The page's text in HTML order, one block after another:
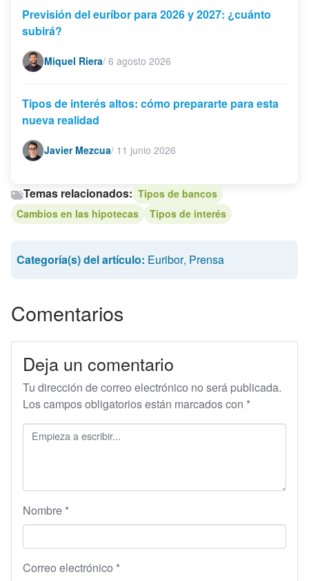
Previsión del euríbor para 2026 y 2027: ¿cuánto
subirá?
Miquel Riera/ 6 agosto 2026
Tipos de interés altos: cómo prepararte para esta
nueva realidad
Javier Mezcua/ 11 junio 2026
Temas relacionados: Tipos de bancos
Cambios en las hipotecas
Tipos de interés
Categoría(s) del artículo: Euribor, Prensa
Comentarios
Deja un comentario
Tu dirección de correo electrónico no será publicada.
Los campos obligatorios están marcados con *
Nombre *
Correo electrónico *